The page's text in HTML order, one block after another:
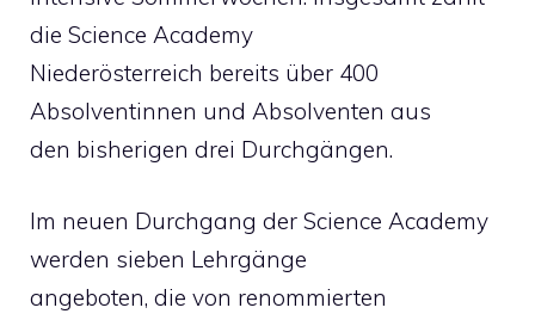
die Science Academy
Niederösterreich bereits über 400
Absolventinnen und Absolventen aus
den bisherigen drei Durchgängen.
Im neuen Durchgang der Science Academy
werden sieben Lehrgänge
angeboten, die von renommierten